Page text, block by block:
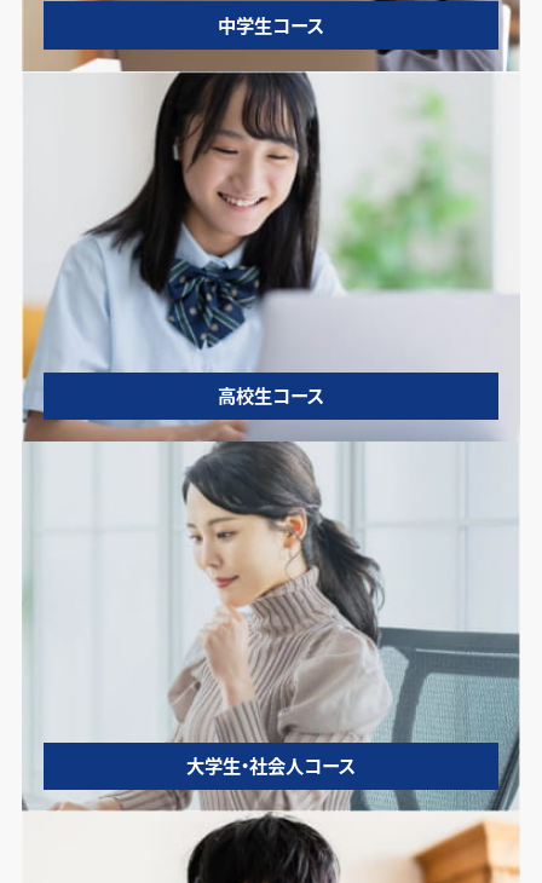
中学生コース
高校生コース
大学生・社会人コース